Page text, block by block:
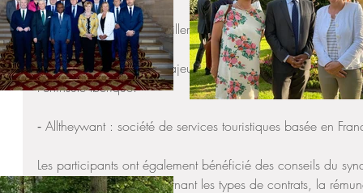
⁃ Safty : réseau de conseillers immobiliers indépendants
⁃ OK Cars : entreprise majeure dans le secteur de la
Péninsule Ibérique.
⁃ Alltheywant : société de services touristiques basée en
Les participants ont également bénéficié des conseils du
Obreras (CCOO) concernant les types de contrats, la